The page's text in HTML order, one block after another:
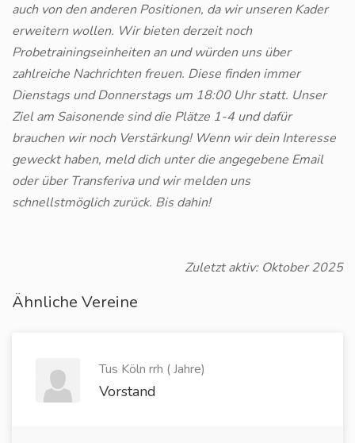
auch von den anderen Positionen, da wir unseren Kader
erweitern wollen. Wir bieten derzeit noch
Probetrainingseinheiten an und würden uns über
zahlreiche Nachrichten freuen. Diese finden immer
Dienstags und Donnerstags um 18:00 Uhr statt. Unser
Ziel am Saisonende sind die Plätze 1-4 und dafür
brauchen wir noch Verstärkung! Wenn wir dein Interesse
geweckt haben, meld dich unter die angegebene Email
oder über Transferiva und wir melden uns
schnellstmöglich zurück. Bis dahin!
Zuletzt aktiv: Oktober 2025
Ähnliche Vereine
Tus Köln rrh ( Jahre)
Vorstand